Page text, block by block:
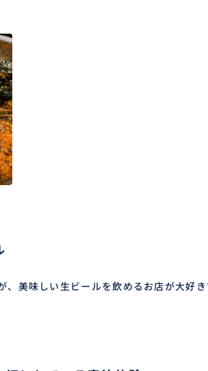
、美味しい生ビールを飲めるお店が大好